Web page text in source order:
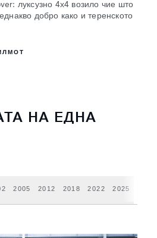
луксузно 4х4 возило чие што
добро како и теренското
НА ЕДНА
2005 2012 2018 2022 2025